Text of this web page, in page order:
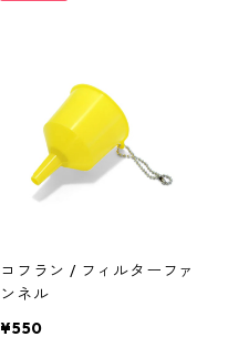
コフラン / フィルターファ
ンネル
¥550